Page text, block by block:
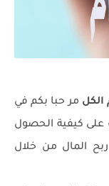
الكل مر حبا بكم في
على كيفية الحصول
المال من خلال